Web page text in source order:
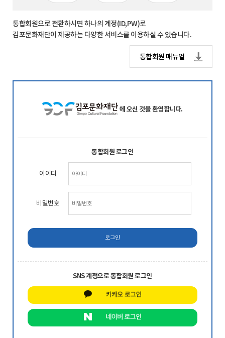
통합회원으로 전환하시면 하나의 계정(ID,PW)로
김포문화재단이 제공하는 다양한 서비스를 이용하실 수 있습니다.
통합회원 매뉴얼
에 오신 것을 환영합니다.
통합회원 로그인
아이디
비밀번호
SNS 계정으로 통합회원 로그인